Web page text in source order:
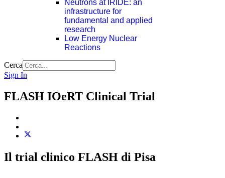
Neutrons at IRIDE: an
infrastructure for
fundamental and applied
research
Low Energy Nuclear
Reactions
Cerca
Sign In
FLASH IOeRT Clinical Trial
Il trial clinico FLASH di Pisa